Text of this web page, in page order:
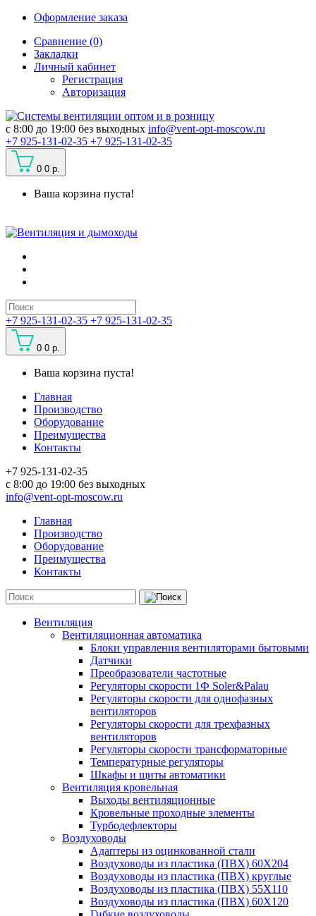
Оформление заказа
Сравнение (0)
Закладки
Личный кабинет
Регистрация
Авторизация
c 8:00 до 19:00 без выходных info@vent-opt-moscow.ru
+7 925-131-02-35 +7 925-131-02-35
0 0 р.
Ваша корзина пуста!
+7 925-131-02-35 +7 925-131-02-35
0 0 р.
Ваша корзина пуста!
Главная
Производство
Оборудование
Преимущества
Контакты
+7 925-131-02-35
c 8:00 до 19:00 без выходных
info@vent-opt-moscow.ru
Главная
Производство
Оборудование
Преимущества
Контакты
Вентиляция
Вентиляционная автоматика
Блоки управления вентиляторами бытовыми
Датчики
Преобразователи частотные
Регуляторы скорости 1Ф Soler&Palau
Регуляторы скорости для однофазных
вентиляторов
Регуляторы скорости для трехфазных
вентиляторов
Регуляторы скорости трансформаторные
Температурные регуляторы
Шкафы и щиты автоматики
Вентиляция кровельная
Выходы вентиляционные
Кровельные проходные элементы
Турбодефлекторы
Воздуховоды
Адаптеры из оцинкованной стали
Воздуховоды из пластика (ПВХ) 60Х204
Воздуховоды из пластика (ПВХ) круглые
Воздуховоды из пластика (ПВХ) 55Х110
Воздуховоды из пластика (ПВХ) 60Х120